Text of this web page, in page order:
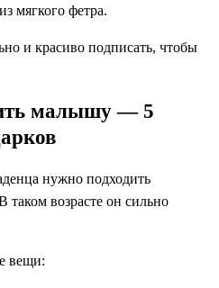
из мягкого фетра.
и красиво подписать, чтобы
малышу — 5
нужно подходить
таком возрасте он сильно
вещи: